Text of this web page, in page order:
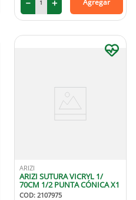
＋
－ Agregar
ARIZI
ARIZI SUTURA VICRYL 1/
70CM 1/2 PUNTA CÓNICA X1
COD: 2107975